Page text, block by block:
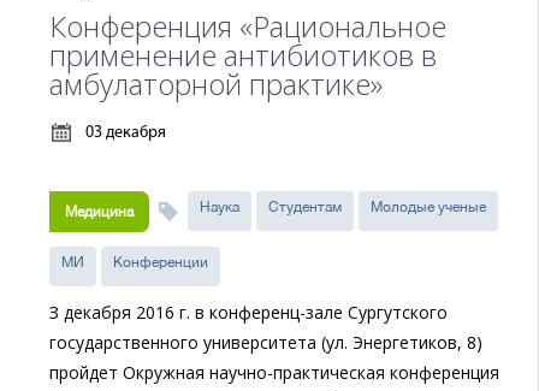
Конференция «Рациональное
применение антибиотиков в
амбулаторной практике»
03 декабря
Медицина Наука Студентам Молодые ученые
МИ Конференции
З декабря 2016 г. в конференц-зале Сургутского
государственного университета (ул. Энергетиков, 8)
пройдет Окружная научно-практическая конференция